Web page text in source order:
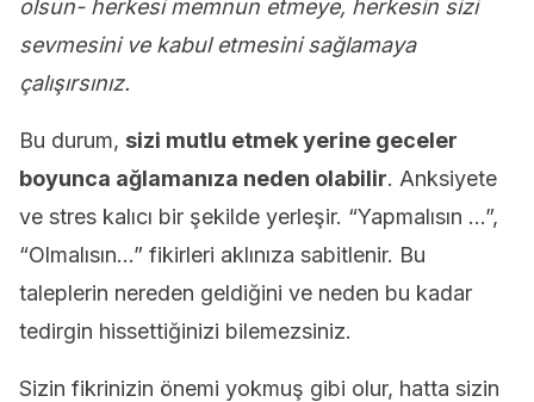
olsun- herkesi memnun etmeye, herkesin sizi
sevmesini ve kabul etmesini sağlamaya
çalışırsınız.
Bu durum, sizi mutlu etmek yerine geceler
boyunca ağlamanıza neden olabilir. Anksiyete
ve stres kalıcı bir şekilde yerleşir. “Yapmalısın …”,
“Olmalısın…” fikirleri aklınıza sabitlenir. Bu
taleplerin nereden geldiğini ve neden bu kadar
tedirgin hissettiğinizi bilemezsiniz.
Sizin fikrinizin önemi yokmuş gibi olur, hatta sizin